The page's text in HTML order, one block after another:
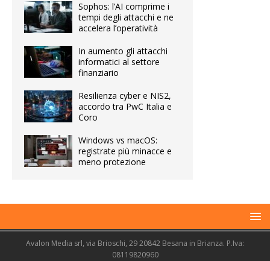
Sophos: l’AI comprime i
tempi degli attacchi e ne
accelera l’operatività
In aumento gli attacchi
informatici al settore
finanziario
Resilienza cyber e NIS2,
accordo tra PwC Italia e
Coro
Windows vs macOS:
registrate più minacce e
meno protezione
Avalon Media srl, via Brioschi, 29 20842 Besana in Brianza. P.Iva:
08119820960